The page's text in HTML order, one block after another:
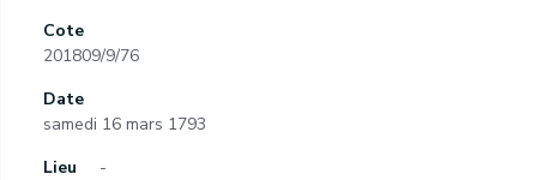
Cote
201809/9/76
Date
samedi 16 mars 1793
Lieu
-